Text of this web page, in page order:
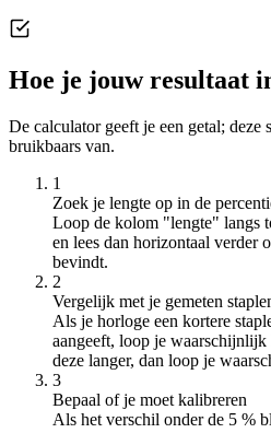
Hoe je jouw resultaat
De calculator geeft je een getal; deze
bruikbaars van.
1
Zoek je lengte op in de
Loop de kolom "lengte" langs
en lees dan horizontaal verder
bevindt.
2
Vergelijk met je gemeten
Als je horloge een kortere
aangeeft, loop je
deze langer, dan loop je
3
Bepaal of je moet kalibreren
Als het verschil onder de 5 %